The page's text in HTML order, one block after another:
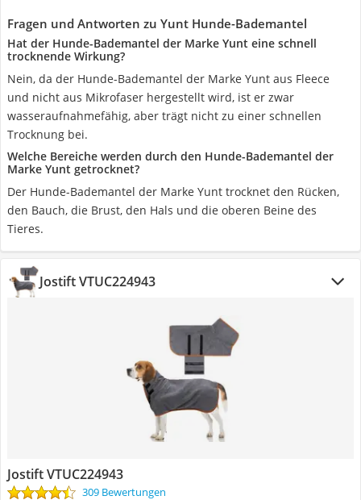
Fragen und Antworten zu Yunt Hunde-Bademantel
Hat der Hunde-Bademantel der Marke Yunt eine schnell
trocknende Wirkung?
Nein, da der Hunde-Bademantel der Marke Yunt aus Fleece
und nicht aus Mikrofaser hergestellt wird, ist er zwar
wasseraufnahmefähig, aber trägt nicht zu einer schnellen
Trocknung bei.
Welche Bereiche werden durch den Hunde-Bademantel der
Marke Yunt getrocknet?
Der Hunde-Bademantel der Marke Yunt trocknet den Rücken,
den Bauch, die Brust, den Hals und die oberen Beine des
Tieres.
Jostift VTUC224943
Jostift VTUC224943
309 Bewertungen